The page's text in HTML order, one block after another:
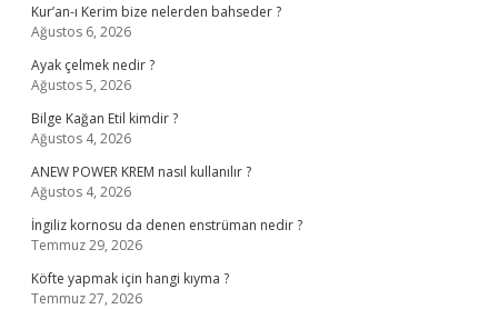
Kur’an-ı Kerim bize nelerden bahseder ?
Ağustos 6, 2026
Ayak çelmek nedir ?
Ağustos 5, 2026
Bilge Kağan Etil kimdir ?
Ağustos 4, 2026
ANEW POWER KREM nasıl kullanılır ?
Ağustos 4, 2026
İngiliz kornosu da denen enstrüman nedir ?
Temmuz 29, 2026
Köfte yapmak için hangi kıyma ?
Temmuz 27, 2026